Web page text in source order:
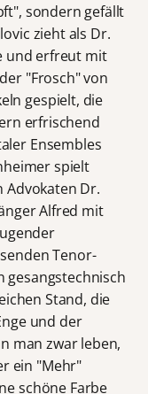
sondern gefällt
zieht als Dr.
und erfreut mit
"Frosch" von
gespielt, die
erfrischend
Ensembles
spielt
Advokaten Dr.
Alfred mit
Tenor-
gesangstechnisch
Stand, die
und der
man zwar leben,
ein "Mehr"
schöne Farbe